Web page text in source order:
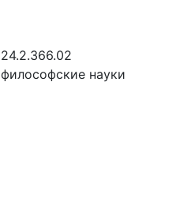
24.2.366.02
философские науки